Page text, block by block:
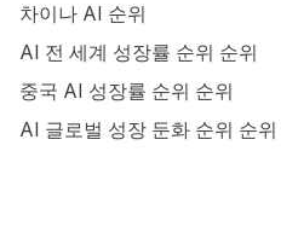
차이나 AI 순위
AI 전 세계 성장률 순위 순위
중국 AI 성장률 순위 순위
AI 글로벌 성장 둔화 순위 순위